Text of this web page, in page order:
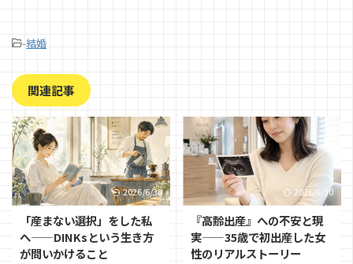
-結婚
関連記事
2026/6/30
「産まない選択」をした私
へ——DINKsという生き方
が問いかけること
2026/6/30
『高齢出産』への不安と現
実——35歳で初出産した女
性のリアルストーリー